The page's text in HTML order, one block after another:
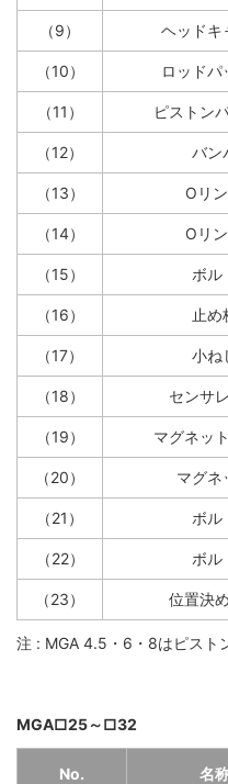
（9） ヘッドキ
（10） ロッドパ
（11） ピストン
（12） バン
（13） Oリ
（14） Oリ
（15） ボル
（16） 止め
（17） 小ね
（18） センサ
（19） マグネッ
（20） マグネ
（21） ボル
（22） ボル
（23） 位置決
注 : MGA 4.5・6・8はピスト
MGA□25～□32
No. 名